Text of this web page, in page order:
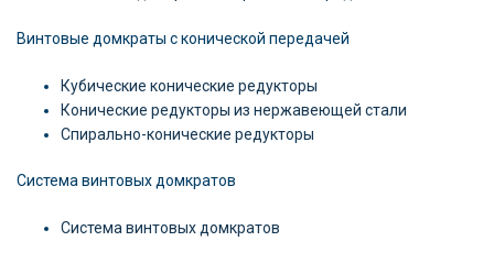
Винтовые домкраты с конической передачей
Кубические конические редукторы
Конические редукторы из нержавеющей стали
Спирально-конические редукторы
Система винтовых домкратов
Система винтовых домкратов